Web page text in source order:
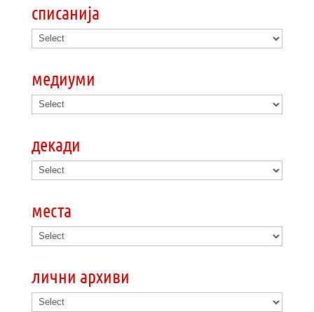
списанија
медиуми
декади
места
лични архиви